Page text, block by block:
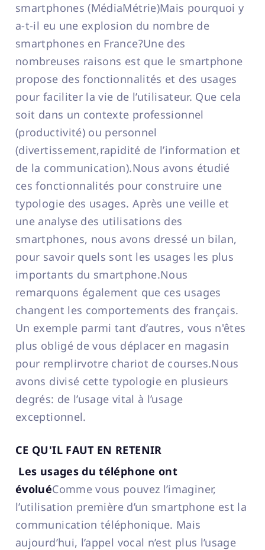
smartphones (MédiaMétrie)Mais pourquoi y
a-t-il eu une explosion du nombre de
smartphones en France?Une des
nombreuses raisons est que le smartphone
propose des fonctionnalités et des usages
pour faciliter la vie de l’utilisateur. Que cela
soit dans un contexte professionnel
(productivité) ou personnel
(divertissement,rapidité de l’information et
de la communication).Nous avons étudié
ces fonctionnalités pour construire une
typologie des usages. Après une veille et
une analyse des utilisations des
smartphones, nous avons dressé un bilan,
pour savoir quels sont les usages les plus
importants du smartphone.Nous
remarquons également que ces usages
changent les comportements des français.
Un exemple parmi tant d’autres, vous n'êtes
plus obligé de vous déplacer en magasin
pour remplirvotre chariot de courses.Nous
avons divisé cette typologie en plusieurs
degrés: de l’usage vital à l’usage
exceptionnel.
CE QU'IL FAUT EN RETENIR
Les usages du téléphone ont
évoluéComme vous pouvez l’imaginer,
l’utilisation première d’un smartphone est la
communication téléphonique. Mais
aujourd’hui, l’appel vocal n’est plus l’usage